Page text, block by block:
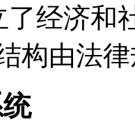
了经济和
构由法